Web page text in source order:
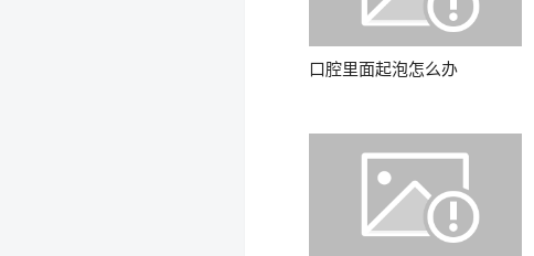
口腔里面起泡怎么办